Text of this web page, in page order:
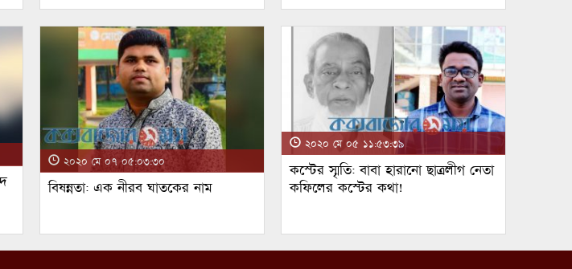
২০২০ মে ০৭ ০৫:০৩:৩০
বিষন্নতা: এক নীরব ঘাতকের নাম
২০২০ মে ০৫ ১১:৫৩:৩৯
কস্টের স্মৃতি: বাবা হারানো ছাত্রলীগ নেতা
কফিলের কস্টের কথা!